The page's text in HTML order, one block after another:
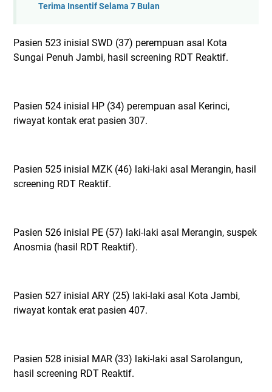
Terima Insentif Selama 7 Bulan
Pasien 523 inisial SWD (37) perempuan asal Kota
Sungai Penuh Jambi, hasil screening RDT Reaktif.
Pasien 524 inisial HP (34) perempuan asal Kerinci,
riwayat kontak erat pasien 307.
Pasien 525 inisial MZK (46) laki-laki asal Merangin, hasil
screening RDT Reaktif.
Pasien 526 inisial PE (57) laki-laki asal Merangin, suspek
Anosmia (hasil RDT Reaktif).
Pasien 527 inisial ARY (25) laki-laki asal Kota Jambi,
riwayat kontak erat pasien 407.
Pasien 528 inisial MAR (33) laki-laki asal Sarolangun,
hasil screening RDT Reaktif.